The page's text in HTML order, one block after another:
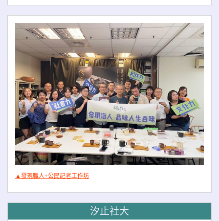
▲發現職人+公民記者工作坊
汐止社大